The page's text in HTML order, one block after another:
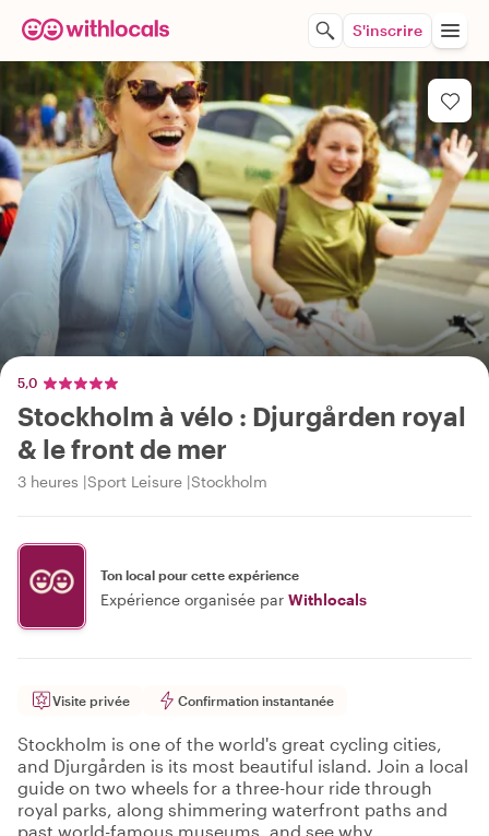
S'inscrire
5,0
Stockholm à vélo : Djurgården royal
& le front de mer
3 heures Sport Leisure Stockholm
Ton local pour cette expérience
Expérience organisée par Withlocals
Visite privée Confirmation instantanée
Stockholm is one of the world's great cycling cities,
and Djurgården is its most beautiful island. Join a local
guide on two wheels for a three-hour ride through
royal parks, along shimmering waterfront paths and
past world-famous museums, and see why